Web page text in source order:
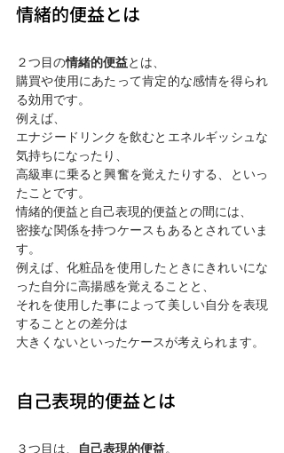
情緒的便益とは
２つ目の情緒的便益とは、
購買や使用にあたって肯定的な感情を得られ
る効用です。
例えば、
エナジードリンクを飲むとエネルギッシュな
気持ちになったり、
高級車に乗ると興奮を覚えたりする、といっ
たことです。
情緒的便益と自己表現的便益との間には、
密接な関係を持つケースもあるとされていま
す。
例えば、化粧品を使用したときにきれいにな
った自分に高揚感を覚えることと、
それを使用した事によって美しい自分を表現
することとの差分は
大きくないといったケースが考えられます。
自己表現的便益とは
３つ目は、 自己表現的便益。